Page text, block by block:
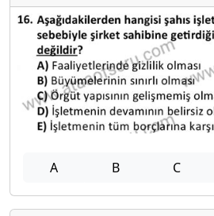
A B C